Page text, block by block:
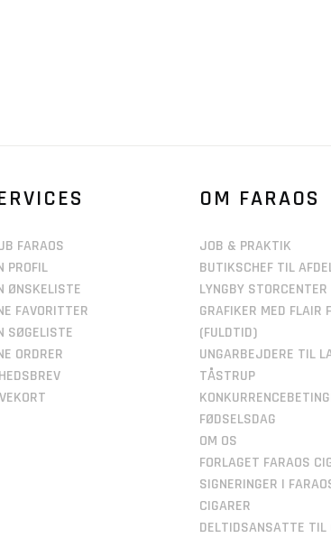
FARAOS
PROFIL
ØNSKELISTE
FAVORITTER
SØGELISTE
ORDRER
OM FARAOS
JOB & PRAKTIK
BUTIKSCHEF TIL
LYNGBY STORCENTER
GRAFIKER MED FLAIR
(FULDTID)
UNGARBEJDERE TIL
TÅSTRUP
FØDSELSDAG
OM OS
FORLAGET FARAOS
SIGNERINGER I
CIGARER
DELTIDSANSATTE TIL